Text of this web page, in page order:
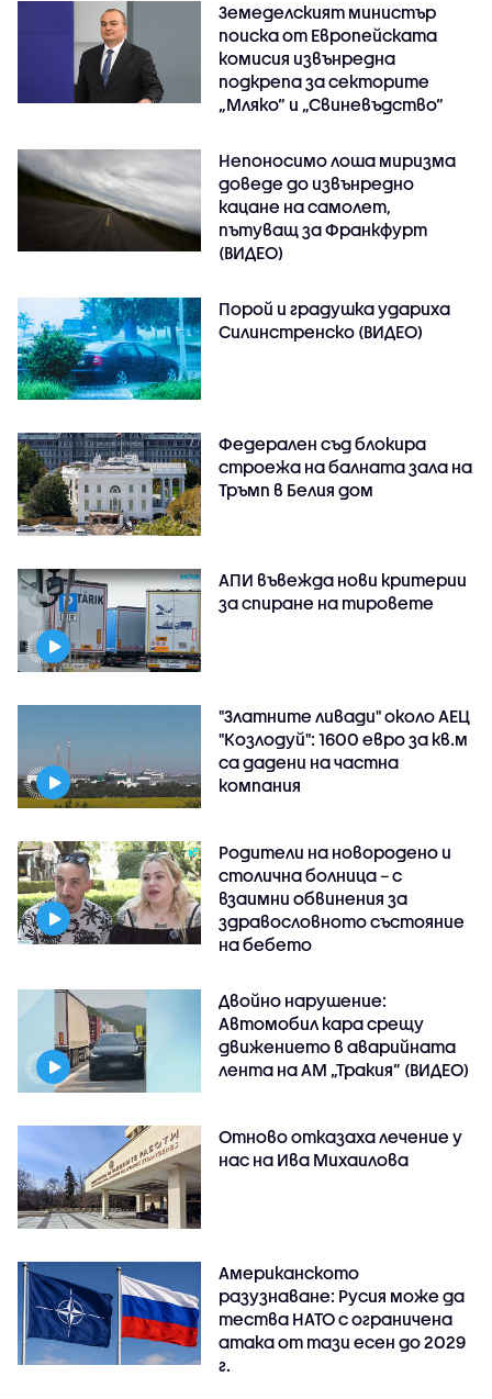
Земеделският министър
поиска от Европейската
комисия извънредна
подкрепа за секторите
„Мляко“ и „Свиневъдство“
Непоносимо лоша миризма
доведе до извънредно
кацане на самолет,
пътуващ за Франкфурт
(ВИДЕО)
Порой и градушка удариха
Силинстренско (ВИДЕО)
Федерален съд блокира
строежа на балната зала на
Тръмп в Белия дом
АПИ въвежда нови критерии
за спиране на тировете
"Златните ливади" около АЕЦ
"Козлодуй": 1600 евро за кв.м
са дадени на частна
компания
Родители на новородено и
столична болница – с
взаимни обвинения за
здравословното състояние
на бебето
Двойно нарушение:
Автомобил кара срещу
движението в аварийната
лента на АМ „Тракия” (ВИДЕО)
Отново отказаха лечение у
нас на Ива Михаилова
Американското
разузнаване: Русия може да
тества НАТО с ограничена
атака от тази есен до 2029
г.